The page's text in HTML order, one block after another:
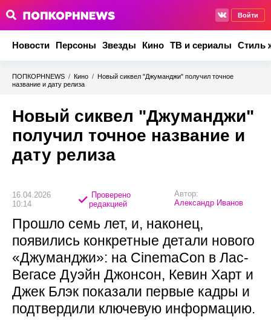
Войти
Новости Персоны Звезды Кино ТВ и сериалы Стиль
ПОПКОРНNEWS / Кино / Новый сиквел "Джуманджи" получил точное
название и дату релиза
Новый сиквел "Джуманджи"
получил точное название и
дату релиза
16.04.2026
10:14
Проверено
редакцией
Автор:
Александр Иванов
Прошло семь лет, и, наконец,
появились конкретные детали нового
«Джуманджи»: на CinemaCon в Лас-
Вегасе Дуэйн Джонсон, Кевин Харт и
Джек Блэк показали первые кадры и
подтвердили ключевую информацию.